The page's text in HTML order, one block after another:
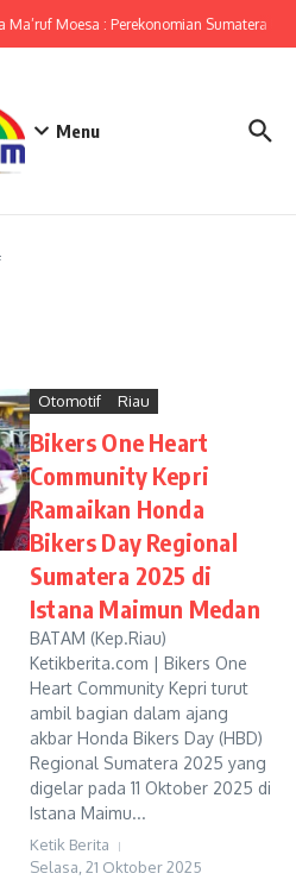
Moesa : Perekonomian Sumatera
Menu
Otomotif Riau
Bikers One Heart
Community Kepri
Ramaikan Honda
Bikers Day Regional
Sumatera 2025 di
Istana Maimun Medan
BATAM (Kep.Riau)
Ketikberita.com | Bikers One
Heart Community Kepri turut
ambil bagian dalam ajang
akbar Honda Bikers Day (HBD)
Regional Sumatera 2025 yang
digelar pada 11 Oktober 2025 di
Istana Maimu...
Ketik Berita
Selasa, 21 Oktober 2025